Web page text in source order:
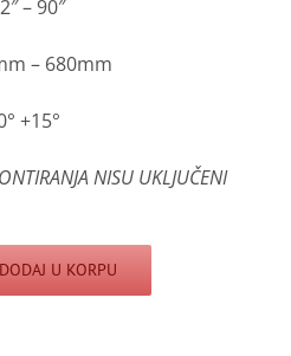
– 90″
– 680mm
+15°
NISU UKLJUČENI
DODAJ U KORPU